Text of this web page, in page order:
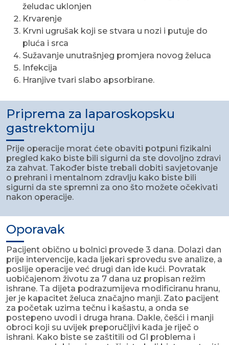
želudac uklonjen
Krvarenje
Krvni ugrušak koji se stvara u nozi i putuje do
pluća i srca
Sužavanje unutrašnjeg promjera novog želuca
Infekcija
Hranjive tvari slabo apsorbirane.
Priprema za laparoskopsku
gastrektomiju
Prije operacije morat ćete obaviti potpuni fizikalni
pregled kako biste bili sigurni da ste dovoljno zdravi
za zahvat. Također biste trebali dobiti savjetovanje
o prehrani i mentalnom zdravlju kako biste bili
sigurni da ste spremni za ono što možete očekivati
nakon operacije.
Oporavak
Pacijent obično u bolnici provede 3 dana. Dolazi dan
prije intervencije, kada ljekari sprovedu sve analize, a
poslije operacije već drugi dan ide kući. Povratak
uobičajenom životu za 7 dana uz propisan režim
ishrane. Ta dijeta podrazumijeva modificiranu hranu,
jer je kapacitet želuca značajno manji. Zato pacijent
za početak uzima tečnu i kašastu, a onda se
postepeno uvodi i druga hrana. Dakle, češći i manji
obroci koji su uvijek preporučljivi kada je riječ o
ishrani. Kako biste se zaštitili od GI problema i